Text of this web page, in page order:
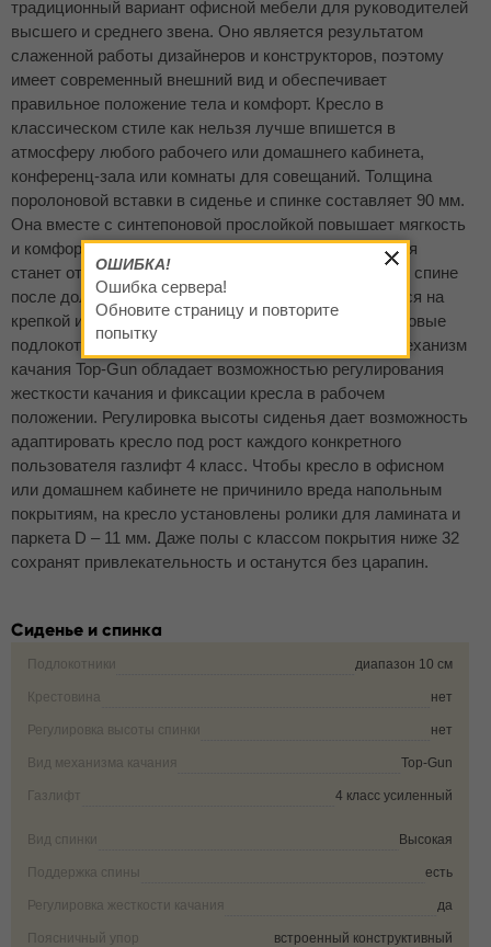
традиционный вариант офисной мебели для руководителей
высшего и среднего звена. Оно является результатом
слаженной работы дизайнеров и конструкторов, поэтому
имеет современный внешний вид и обеспечивает
правильное положение тела и комфорт. Кресло в
классическом стиле как нельзя лучше впишется в
атмосферу любого рабочего или домашнего кабинета,
конференц-зала или комнаты для совещаний. Толщина
поролоновой вставки в сиденье и спинке составляет 90 мм.
Она вместе с синтепоновой прослойкой повышает мягкость
и комфортность пребывания, а поясничная фиксация
станет отличной профилактикой возможных болей в спине
после долгого сидения. Спинка и сиденье базируются на
крепкой и прочной пластиковой крестовине, пластиковые
подлокотники с мягкими накладками. Встроенный механизм
качания Top-Gun обладает возможностью регулирования
жесткости качания и фиксации кресла в рабочем
положении. Регулировка высоты сиденья дает возможность
адаптировать кресло под рост каждого конкретного
пользователя газлифт 4 класс. Чтобы кресло в офисном
или домашнем кабинете не причинило вреда напольным
покрытиям, на кресло установлены ролики для ламината и
паркета D – 11 мм. Даже полы с классом покрытия ниже 32
сохранят привлекательность и останутся без царапин.
Сиденье и спинка
Подлокотники диапазон 10 см
Крестовина нет
Регулировка высоты спинки нет
Вид механизма качания Top-Gun
Газлифт 4 класс усиленный
Вид спинки Высокая
Поддержка спины есть
Регулировка жесткости качания да
Поясничный упор встроенный конструктивный
ОШИБКА!
Ошибка сервера!
Обновите страницу и повторите
попытку